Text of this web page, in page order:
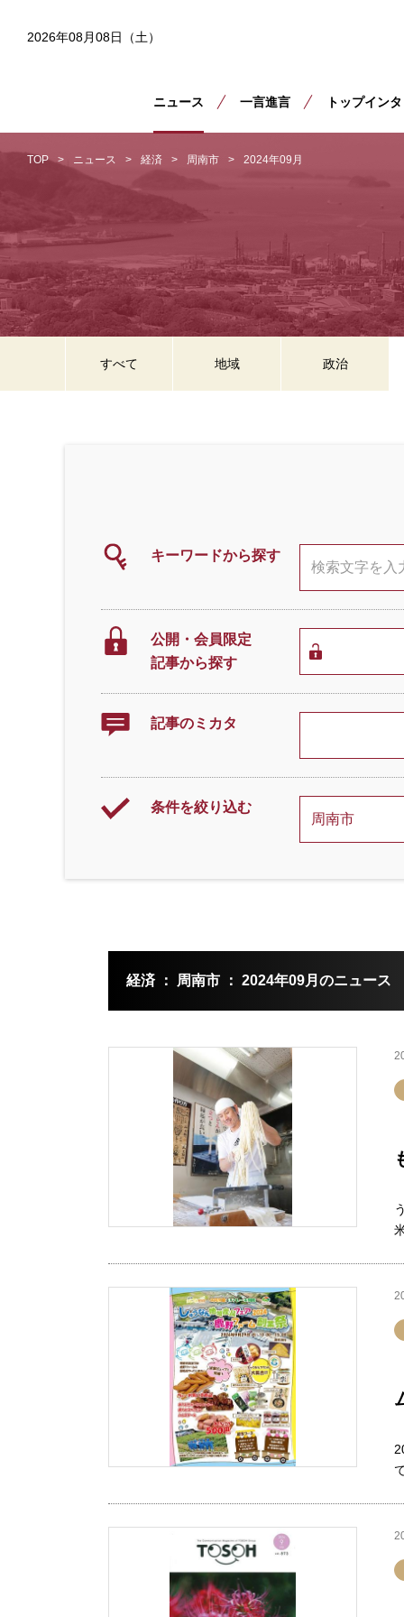
2026年08月08日（土）
ニュース 一言進言 トップイン
TOP ニュース 経済 周南市 2024年09月
キーワードから探す
公開・会員限定
記事から探す
記事のミカタ
条件を絞り込む
すべて 地域 政治
経済 ： 周南市 ： 2024年09月のニュース